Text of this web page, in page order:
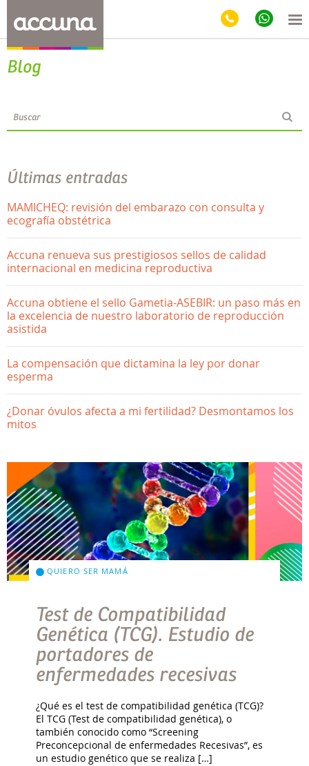
Blog
Últimas entradas
MAMICHEQ: revisión del embarazo con consulta y
ecografía obstétrica
Accuna renueva sus prestigiosos sellos de calidad
internacional en medicina reproductiva
Accuna obtiene el sello Gametia-ASEBIR: un paso más en
la excelencia de nuestro laboratorio de reproducción
asistida
La compensación que dictamina la ley por donar
esperma
¿Donar óvulos afecta a mi fertilidad? Desmontamos los
mitos
QUIERO SER MAMÁ
Test de Compatibilidad
Genética (TCG). Estudio de
portadores de
enfermedades recesivas
¿Qué es el test de compatibilidad genética (TCG)?
El TCG (Test de compatibilidad genética), o
también conocido como “Screening
Preconcepcional de enfermedades Recesivas”, es
un estudio genético que se realiza […]